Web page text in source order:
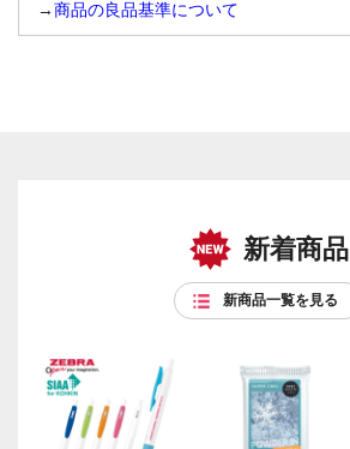
→商品の良品基準について
新着商品
新商品一覧を見る